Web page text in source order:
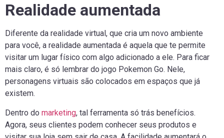
Realidade aumentada
Diferente da realidade virtual, que cria um novo ambiente
para você, a realidade aumentada é aquela que te permite
visitar um lugar físico com algo adicionado a ele. Para ficar
mais claro, é só lembrar do jogo Pokemon Go. Nele,
personagens virtuais são colocados em espaços que já
existem.
Dentro do marketing, tal ferramenta só trás benefícios.
Agora, seus clientes podem conhecer seus produtos e